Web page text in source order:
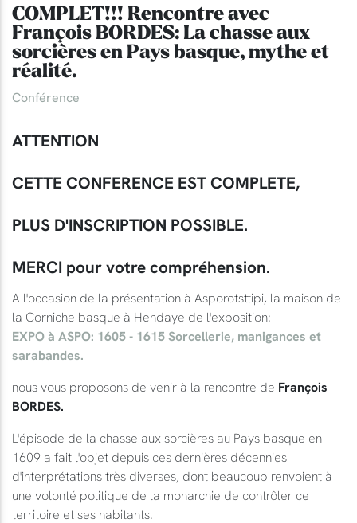
COMPLET!!! Rencontre avec
François BORDES: La chasse aux
sorcières en Pays basque, mythe et
réalité.
Conférence
ATTENTION
CETTE CONFERENCE EST COMPLETE,
PLUS D'INSCRIPTION POSSIBLE.
MERCI pour votre compréhension.
A l'occasion de la présentation à Asporotsttipi, la maison de
la Corniche basque à Hendaye de l'exposition:
EXPO à ASPO: 1605 - 1615 Sorcellerie, manigances et
sarabandes.
nous vous proposons de venir à la rencontre de François
BORDES.
L'épisode de la chasse aux sorcières au Pays basque en
1609 a fait l'objet depuis ces dernières décennies
d'interprétations très diverses, dont beaucoup renvoient à
une volonté politique de la monarchie de contrôler ce
territoire et ses habitants.